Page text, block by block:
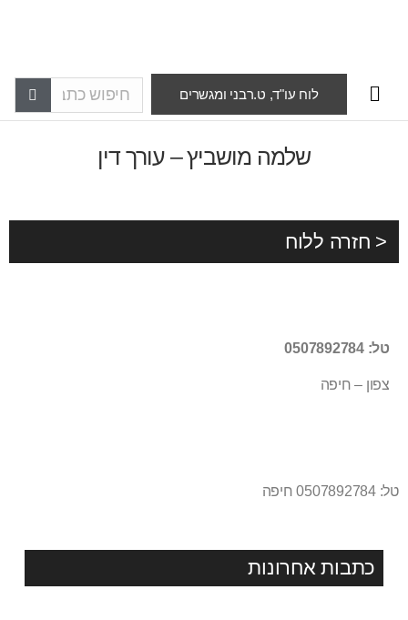
לוח עו"ד, ט.רבני ומגשרים
שלמה מושביץ – עורך דין
< חזרה ללוח
טל: 0507892784
צפון – חיפה
טל: 0507892784 חיפה
כתבות אחרונות